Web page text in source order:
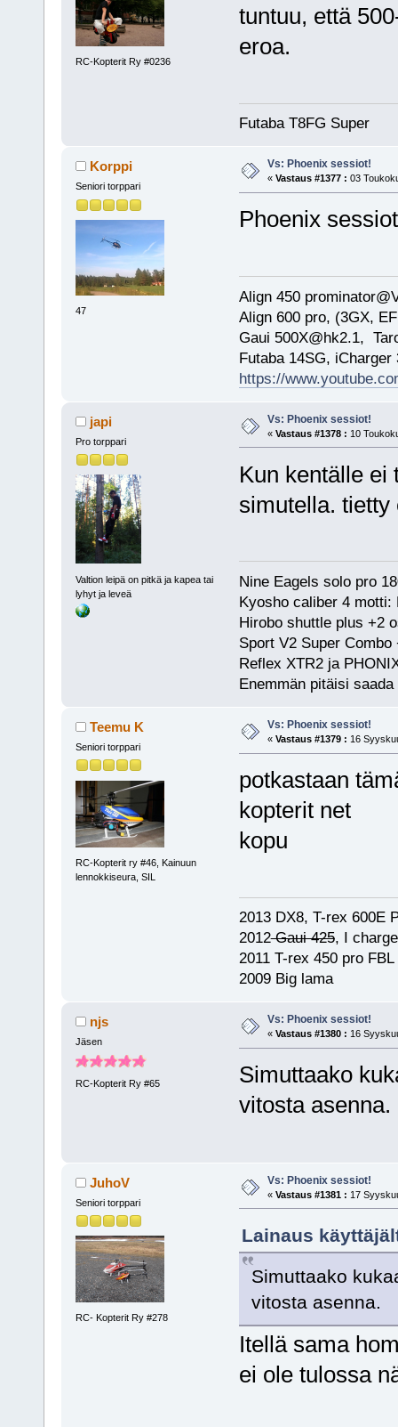
RC-Kopterit Ry #0236
tuntuu, että
eroa.
Futaba T8FG Super
Korppi
Seniori torppari
47
Vs: Phoenix sessiot!
« Vastaus #1377 : 03
Phoenix
Align 450
Align 600 pro, (3GX,
Gaui 500X@hk2.1,
Futaba 14SG, iCharger
https://
japi
Pro torppari
Valtion leipä on pitkä ja kapea tai
lyhyt ja leveä
Vs: Phoenix sessiot!
« Vastaus #1378 : 10
Kun kentälle ei
simutella.
Nine Eagels solo pro
Kyosho caliber 4 motti:
Hirobo shuttle plus +2
Sport V2 Super
Reflex XTR2 ja
Enemmän pitäisi
Teemu K
Seniori torppari
RC-Kopterit ry #46, Kainuun
lennokkiseura, SIL
Vs: Phoenix sessiot!
« Vastaus #1379 : 16
potkastaan
kopterit net
kopu
2013 DX8, T-rex 600E
2012Gaui 425, I
2011 T-rex 450 pro
2009 Big lama
njs
Jäsen
RC-Kopterit Ry #65
Vs: Phoenix sessiot!
« Vastaus #1380 : 16
Simuttaako
vitosta asenna.
JuhoV
Seniori torppari
RC- Kopterit Ry #278
Vs: Phoenix sessiot!
« Vastaus #1381 : 17
Lainaus
Simuttaako
vitosta asenna.
Itellä sama
ei ole tulossa